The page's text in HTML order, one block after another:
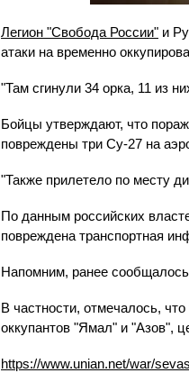
Легион "Свобода России" и
атаки на временно
"Там сгинули 34 орка, 11 из
Бойцы утверждают, что
повреждены три Су-27 на
"Также прилетело по месту
По данным российских
повреждена транспортная
Напомним, ранее
В частности, отмечалось,
оккупантов "Ямал" и "Азов",
https://www.unian.net/war/